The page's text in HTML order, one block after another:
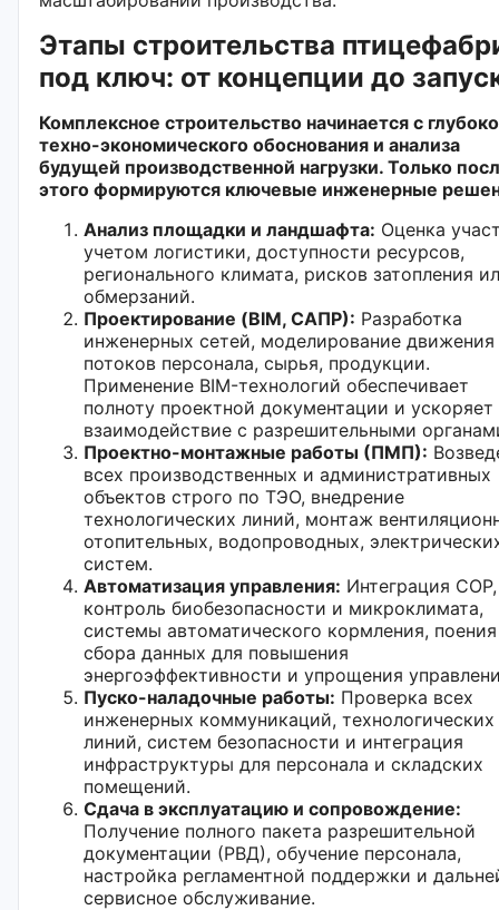
Этапы строительства
под ключ: от концепции до
Комплексное строительство начинается с
техно-экономического обоснования и анализа
будущей производственной нагрузки. Только
этого формируются ключевые инженерные
Анализ площадки и ландшафта: Оценка
учетом логистики, доступности ресурсов,
регионального климата, рисков затопления
обмерзаний.
Проектирование (BIM, САПР): Разработка
инженерных сетей, моделирование движения
потоков персонала, сырья, продукции.
Применение BIM-технологий обеспечивает
полноту проектной документации и ускоряет
взаимодействие с разрешительными
Проектно-монтажные работы (ПМП):
всех производственных и административных
объектов строго по ТЭО, внедрение
технологических линий, монтаж
отопительных, водопроводных,
систем.
Автоматизация управления: Интеграция СОР,
контроль биобезопасности и микроклимата,
системы автоматического кормления,
сбора данных для повышения
энергоэффективности и упрощения
Пуско-наладочные работы: Проверка всех
инженерных коммуникаций, технологических
линий, систем безопасности и интеграция
инфраструктуры для персонала и складских
помещений.
Сдача в эксплуатацию и сопровождение:
Получение полного пакета разрешительной
документации (РВД), обучение персонала,
настройка регламентной поддержки и
сервисное обслуживание.